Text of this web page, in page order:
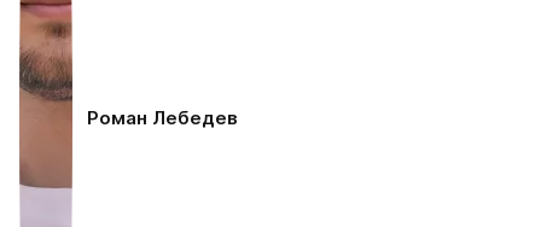
Роман Лебедев